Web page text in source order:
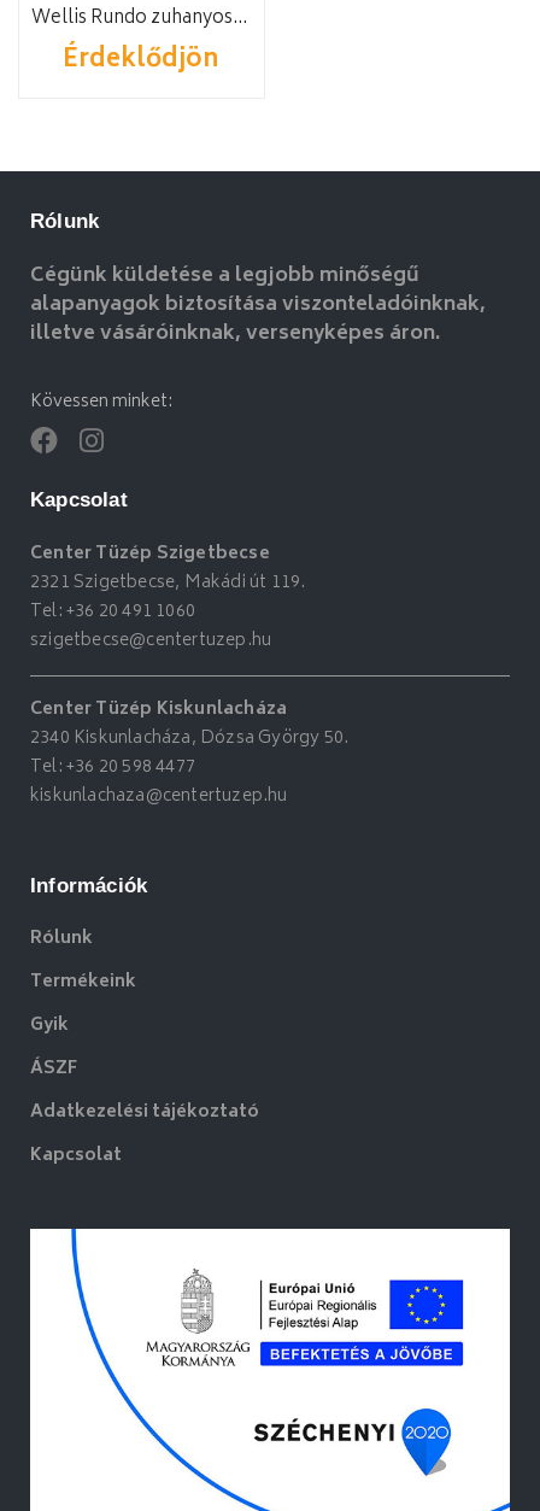
Wellis Rundo zuhanyoszlop
Érdeklődjön
Rólunk
Cégünk küldetése a legjobb minőségű
alapanyagok biztosítása viszonteladóinknak,
illetve vásáróinknak, versenyképes áron.
Kövessen minket:
Kapcsolat
Center Tüzép Szigetbecse
2321 Szigetbecse, Makádi út 119.
Tel:+36 20 491 1060
szigetbecse@centertuzep.hu
Center Tüzép Kiskunlacháza
2340 Kiskunlacháza, Dózsa György 50.
Tel:+36 20 598 4477
kiskunlachaza@centertuzep.hu
Információk
Rólunk
Termékeink
Gyik
ÁSZF
Adatkezelési tájékoztató
Kapcsolat